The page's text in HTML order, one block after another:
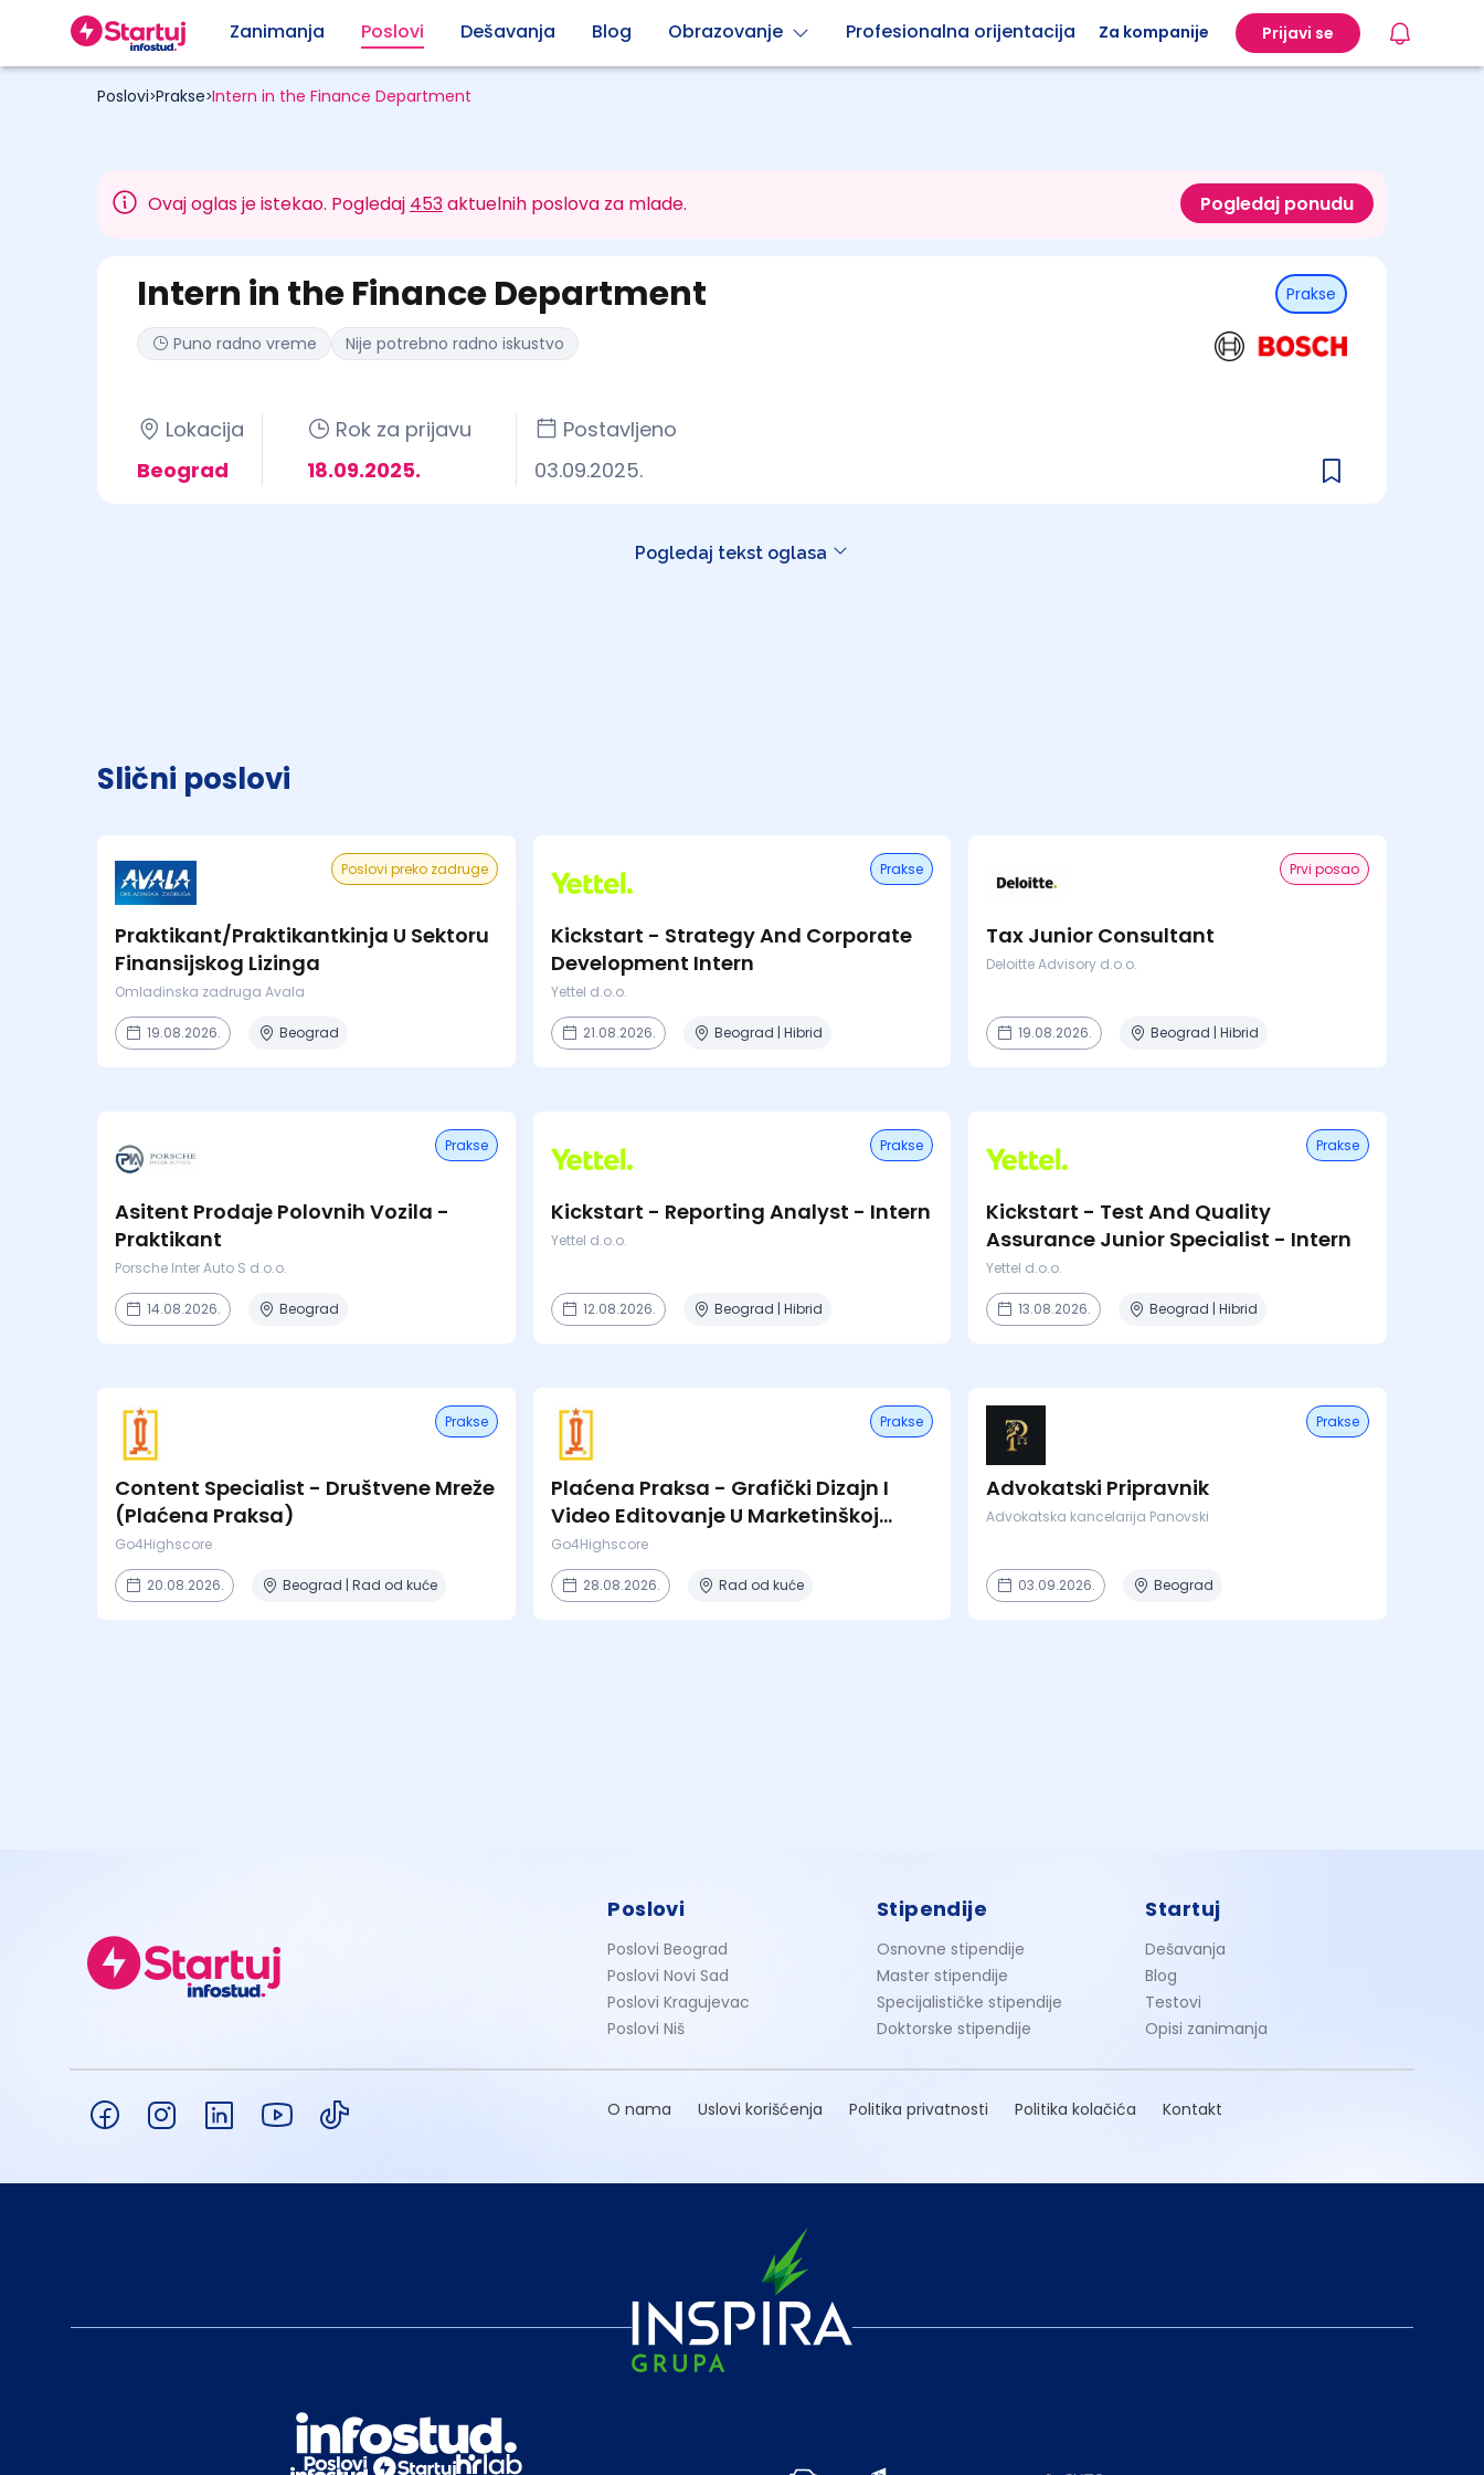
Zanimanja Poslovi Dešavanja Blog Obrazovanje Profesionalna orijentacija Za kompanije Prijavi se
Poslovi>Prakse>Intern in the Finance Department
Ovaj oglas je istekao. Pogledaj 453aktuelnih poslova za mlade. Pogledaj ponudu
Prakse
Intern in the Finance Department
Lokacija
Beograd
Rok za prijavu
18.09.2025.
Postavljeno
03.09.2025.
Puno radno vreme Nije potrebno radno iskustvo
Pogledaj tekst oglasa
Slični poslovi
Poslovi preko zadruge
Praktikant/Praktikantkinja U Sektoru
Finansijskog Lizinga
Omladinska zadruga Avala
19.08.2026. Beograd
Prakse
Kickstart - Strategy And Corporate
Development Intern
Yettel d.o.o.
21.08.2026. Beograd | Hibrid
Prvi posao
Tax Junior Consultant
Deloitte Advisory d.o.o.
19.08.2026. Beograd | Hibrid
Prakse
Asitent Prodaje Polovnih Vozila -
Praktikant
Porsche Inter Auto S d.o.o.
14.08.2026. Beograd
Prakse
Kickstart - Reporting Analyst - Intern
Yettel d.o.o.
12.08.2026. Beograd | Hibrid
Prakse
Kickstart - Test And Quality
Assurance Junior Specialist - Intern
Yettel d.o.o.
13.08.2026. Beograd | Hibrid
Prakse
Content Specialist - Društvene Mreže
(Plaćena Praksa)
Go4Highscore
20.08.2026. Beograd | Rad od kuće
Prakse
Plaćena Praksa - Grafički Dizajn I
Video Editovanje U Marketinškoj
Agenciji
Go4Highscore
28.08.2026. Rad od kuće
Prakse
Advokatski Pripravnik
Advokatska kancelarija Panovski
03.09.2026. Beograd
Poslovi
Poslovi Beograd
Poslovi Novi Sad
Poslovi Kragujevac
Poslovi Niš
Stipendije
Osnovne stipendije
Master stipendije
Specijalističke stipendije
Doktorske stipendije
Startuj
Dešavanja
Blog
Testovi
Opisi zanimanja
O nama Uslovi korišćenja Politika privatnosti Politika kolačića Kontakt